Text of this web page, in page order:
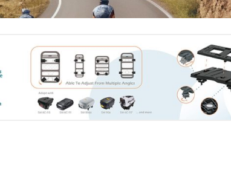
單車誌 Cycling Update
戶外探索 Outside
主題書籍
年度記事本